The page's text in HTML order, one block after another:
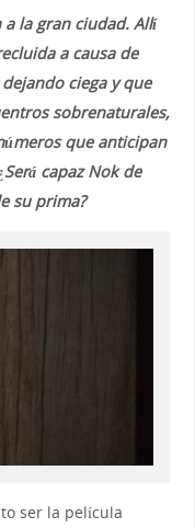
la gran ciudad. Allí
a causa de
ciega y que
sobrenaturales,
que anticipan
capaz Nok de
su prima?
ser la película